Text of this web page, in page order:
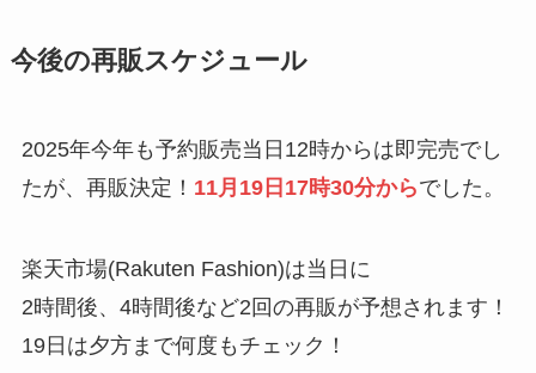
今後の再販スケジュール
2025年今年も予約販売当日12時からは即完売でし
たが、再販決定！ 11月19日17時30分からでした。
楽天市場(Rakuten Fashion)は当日に
2時間後、4時間後など2回の再販が予想されます！
19日は夕方まで何度もチェック！